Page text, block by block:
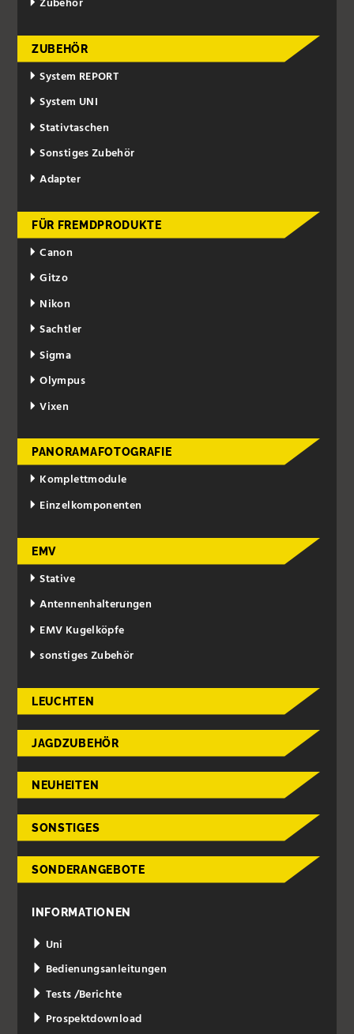
ZUBEHÖR
System REPORT
System UNI
Stativtaschen
Sonstiges Zubehör
Adapter
FÜR FREMDPRODUKTE
Canon
Gitzo
Nikon
Sachtler
Sigma
Olympus
Vixen
PANORAMAFOTOGRAFIE
Komplettmodule
Einzelkomponenten
EMV
Stative
Antennenhalterungen
EMV Kugelköpfe
sonstiges Zubehör
LEUCHTEN
JAGDZUBEHÖR
NEUHEITEN
SONSTIGES
SONDERANGEBOTE
INFORMATIONEN
Uni
Bedienungsanleitungen
Tests /Berichte
Prospektdownload